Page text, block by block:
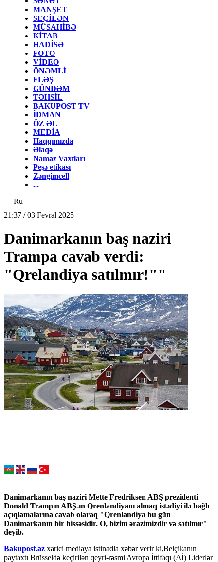
MANŞET
SEÇİLƏN
MÜSAHİBƏ
KİTAB
HADİSƏ
FOTO
VİDEO
ÖNƏMLİ
FLƏŞ
GÜNDƏM
TƏHSİL
BAKUPOST TV
İDMAN
ÖZ ƏL
MEDİA
Haqqımızda
Əlaqə
Namaz Vaxtları
Peşə etikası
Zəngimcell
...
Ru
21:37 / 03 Fevral 2025
Danimarkanın baş naziri
Trampa cavab verdi:
"Qrelandiya satılmır!""
Danimarkanın baş naziri Mette Fredriksen ABŞ prezidenti
Donald Trampın ABŞ-ın Qrenlandiyanı almaq istədiyi ilə bağlı
açıqlamalarına cavab olaraq "Qrenlandiya bu gün
Danimarkanın bir hissəsidir. O, bizim ərazimizdir və satılmır"
deyib.
Bakupost.az xarici mediaya istinadla xəbər verir ki,Belçikanın
paytaxtı Brüsseldə keçirilən qeyri-rəsmi Avropa İttifaqı (Aİ) Liderlər